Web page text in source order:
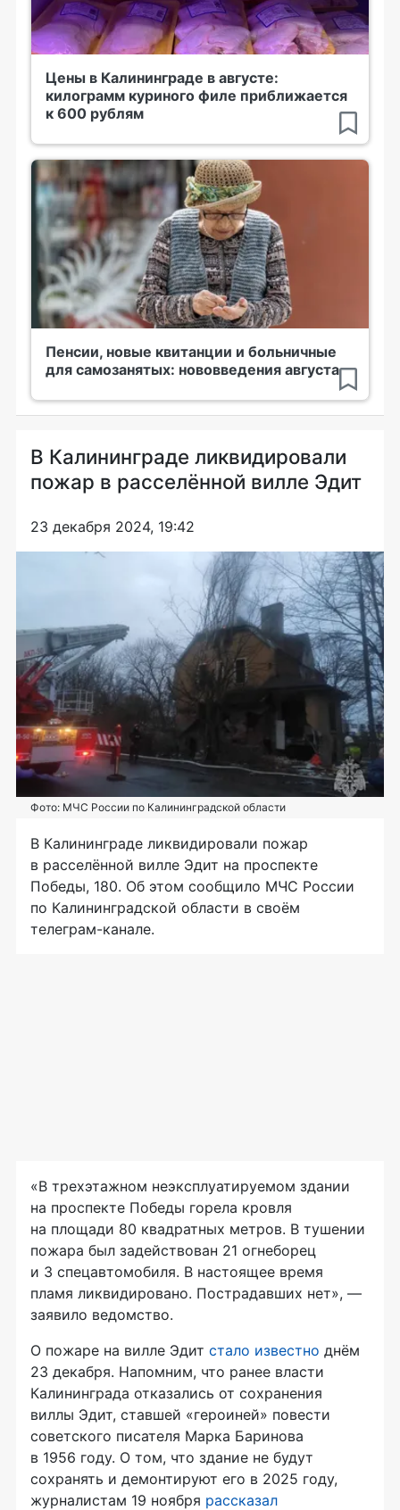
Цены в Калининграде в августе:
килограмм куриного филе приближается
к 600 рублям
Пенсии, новые квитанции и больничные
для самозанятых: нововведения августа
В Калининграде ликвидировали
пожар в расселённой вилле Эдит
23 декабря 2024, 19:42
Фото: МЧС России по Калининградской области
В Калининграде ликвидировали пожар
в расселённой вилле Эдит на проспекте
Победы, 180. Об этом сообщило МЧС России
по Калининградской области в своём
телеграм-канале.
«В трехэтажном неэксплуатируемом здании
на проспекте Победы горела кровля
на площади 80 квадратных метров. В тушении
пожара был задействован 21 огнеборец
и 3 спецавтомобиля. В настоящее время
пламя ликвидировано. Пострадавших нет», —
заявило ведомство.
О пожаре на вилле Эдит стало известно днём
23 декабря. Напомним, что ранее власти
Калининграда отказались от сохранения
виллы Эдит, ставшей «героиней» повести
советского писателя Марка Баринова
в 1956 году. О том, что здание не будут
сохранять и демонтируют его в 2025 году,
журналистам 19 ноября рассказал